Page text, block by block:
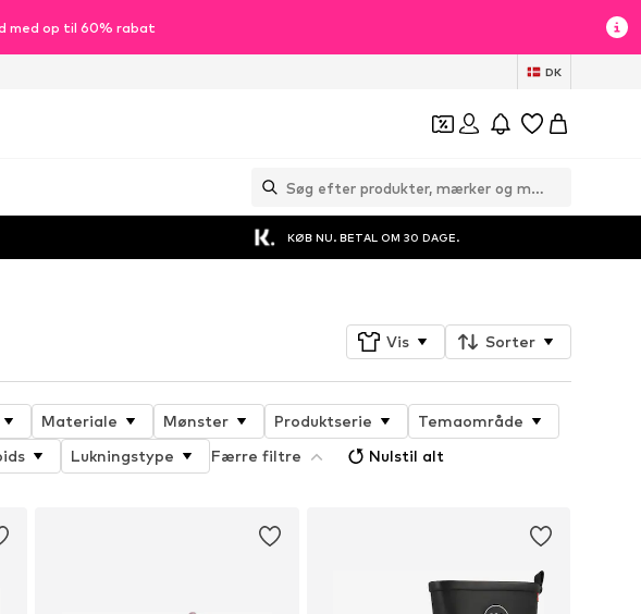
med op til 60% rabat
DK
KØB NU. BETAL OM 30 DAGE.
Vis Sorter
Materiale Mønster Produktserie
Temaområde
Lukningstype Færre filtre Nulstil alt